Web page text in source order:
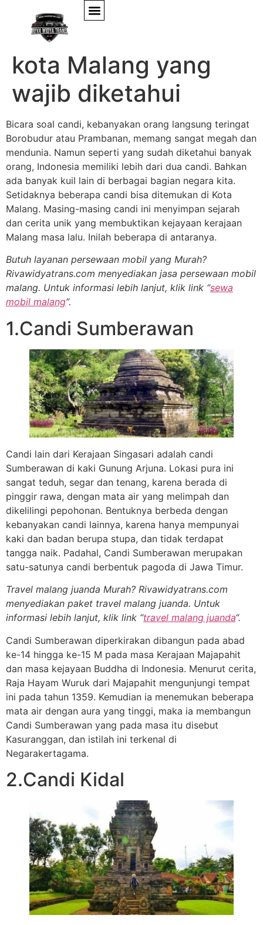
Ada 5 Candi Kuno Di
kota Malang yang
wajib diketahui
Bicara soal candi, kebanyakan orang langsung teringat
Borobudur atau Prambanan, memang sangat megah dan
mendunia. Namun seperti yang sudah diketahui banyak
orang, Indonesia memiliki lebih dari dua candi. Bahkan
ada banyak kuil lain di berbagai bagian negara kita.
Setidaknya beberapa candi bisa ditemukan di Kota
Malang. Masing-masing candi ini menyimpan sejarah
dan cerita unik yang membuktikan kejayaan kerajaan
Malang masa lalu. Inilah beberapa di antaranya.
Butuh layanan persewaan mobil yang Murah?
Rivawidyatrans.com menyediakan jasa persewaan mobil
malang. Untuk informasi lebih lanjut, klik link “sewa
mobil malang“.
1.Candi Sumberawan
Candi lain dari Kerajaan Singasari adalah candi
Sumberawan di kaki Gunung Arjuna. Lokasi pura ini
sangat teduh, segar dan tenang, karena berada di
pinggir rawa, dengan mata air yang melimpah dan
dikelilingi pepohonan. Bentuknya berbeda dengan
kebanyakan candi lainnya, karena hanya mempunyai
kaki dan badan berupa stupa, dan tidak terdapat
tangga naik. Padahal, Candi Sumberawan merupakan
satu-satunya candi berbentuk pagoda di Jawa Timur.
Travel malang juanda Murah? Rivawidyatrans.com
menyediakan paket travel malang juanda. Untuk
informasi lebih lanjut, klik link “travel malang juanda“.
Candi Sumberawan diperkirakan dibangun pada abad
ke-14 hingga ke-15 M pada masa Kerajaan Majapahit
dan masa kejayaan Buddha di Indonesia. Menurut cerita,
Raja Hayam Wuruk dari Majapahit mengunjungi tempat
ini pada tahun 1359. Kemudian ia menemukan beberapa
mata air dengan aura yang tinggi, maka ia membangun
Candi Sumberawan yang pada masa itu disebut
Kasuranggan, dan istilah ini terkenal di
Negarakertagama.
2.Candi Kidal